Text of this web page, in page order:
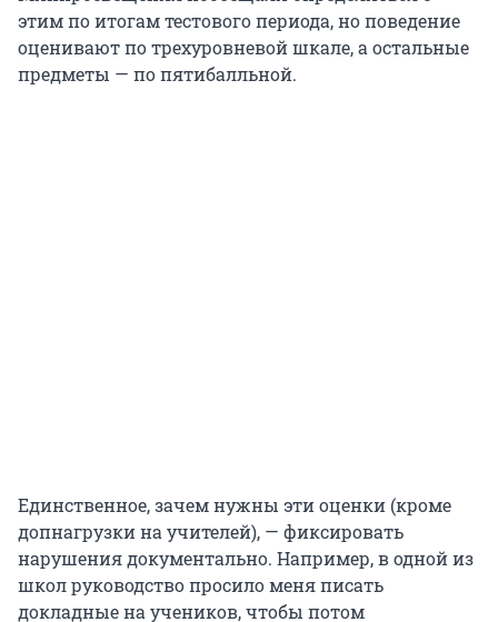
этим по итогам тестового периода, но поведение
оценивают по трехуровневой шкале, а остальные
предметы — по пятибалльной.
Единственное, зачем нужны эти оценки (кроме
допнагрузки на учителей), — фиксировать
нарушения документально. Например, в одной из
школ руководство просило меня писать
докладные на учеников, чтобы потом